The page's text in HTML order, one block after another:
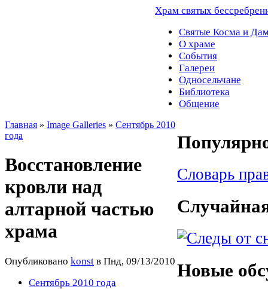
Храм святых
Святые Косма и
О храме
События
Галереи
Односельчане
Библиотека
Общение
Главная » Image Galleries » Сентябрь 2010
года
Восстановление
кровли над
алтарной частью
храма
Опубликовано konst в Пнд, 09/13/2010
Сентябрь 2010 года
Словарь
Новые